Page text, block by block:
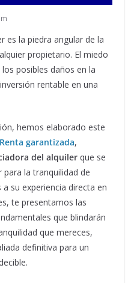
es la piedra angular de la
propietario. El miedo
posibles daños en la
rentable en una
hemos elaborado este
Renta garantizada,
del alquiler que se
la tranquilidad de
su experiencia directa en
te presentamos las
que blindarán
que mereces,
definitiva para un